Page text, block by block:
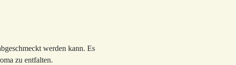
werden kann. Es
zu entfalten.